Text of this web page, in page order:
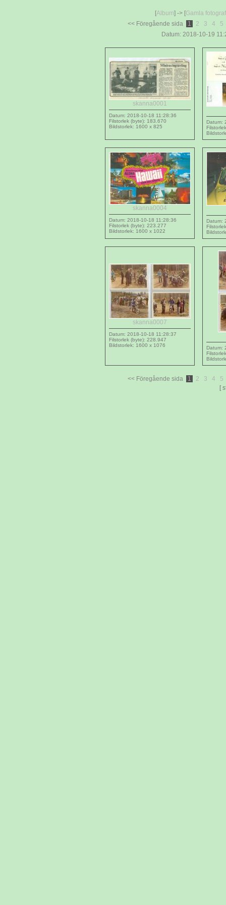
[Album] -> [Gamla
<< Föregående sida
1 2 3 4
5
Datum: 2018-10-19
skanna0001
Datum: 2018-10-18 11:28:36
Filstorlek (byte): 183.670
Bildstorlek: 1600 x 825
Datum:
skanna0004
Datum: 2018-10-18 11:28:36
Filstorlek (byte): 223.277
Bildstorlek: 1600 x 1022
Datum:
skanna0007
Datum: 2018-10-18 11:28:37
Filstorlek (byte): 228.947
Bildstorlek: 1600 x 1076
Datum:
<< Föregående sida 1 2 3 4
5
[